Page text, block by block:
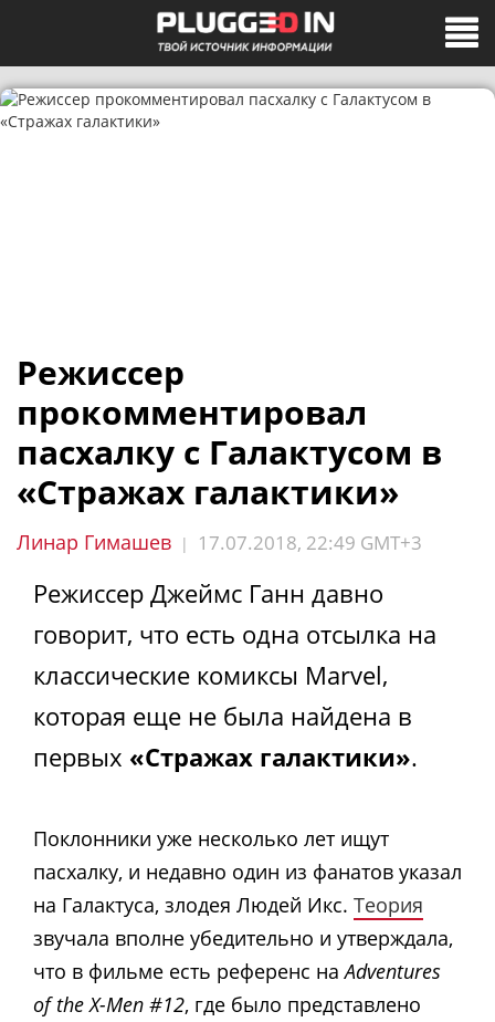
Режиссер
прокомментировал
пасхалку с Галактусом в
«Стражах галактики»
Линар Гимашев | 17.07.2018, 22:49 GMT+3
Режиссер Джеймс Ганн давно
говорит, что есть одна отсылка на
классические комиксы Marvel,
которая еще не была найдена в
первых «Стражах галактики».
Поклонники уже несколько лет ищут
пасхалку, и недавно один из фанатов указал
на Галактуса, злодея Людей Икс. Теория
звучала вполне убедительно и утверждала,
что в фильме есть референс наAdventures
of the X-Men #12, где было представлено